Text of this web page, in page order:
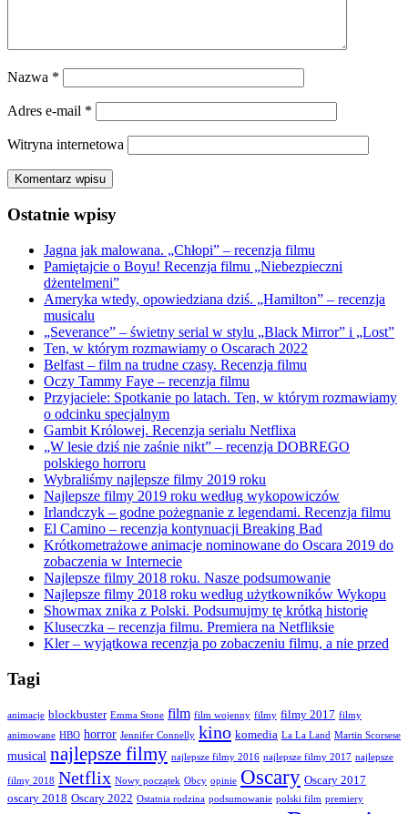
Nazwa *
Adres e-mail *
Witryna internetowa
Ostatnie wpisy
Jagna jak malowana. „Chłopi” – recenzja filmu
Pamiętajcie o Boyu! Recenzja filmu „Niebezpieczni
dżentelmeni”
Ameryka wtedy, opowiedziana dziś. „Hamilton” – recenzja
musicalu
„Severance” – świetny serial w stylu „Black Mirror” i „Lost”
Ten, w którym rozmawiamy o Oscarach 2022
Belfast – film na trudne czasy. Recenzja filmu
Oczy Tammy Faye – recenzja filmu
Przyjaciele: Spotkanie po latach. Ten, w którym rozmawiamy
o odcinku specjalnym
Gambit Królowej. Recenzja serialu Netflixa
„W lesie dziś nie zaśnie nikt” – recenzja DOBREGO
polskiego horroru
Wybraliśmy najlepsze filmy 2019 roku
Najlepsze filmy 2019 roku według wykopowiczów
Irlandczyk – godne pożegnanie z legendami. Recenzja filmu
El Camino – recenzja kontynuacji Breaking Bad
Krótkometrażowe animacje nominowane do Oscara 2019 do
zobaczenia w Internecie
Najlepsze filmy 2018 roku. Nasze podsumowanie
Najlepsze filmy 2018 roku według użytkowników Wykopu
Showmax znika z Polski. Podsumujmy tę krótką historię
Kluseczka – recenzja filmu. Premiera na Netfliksie
Kler – wyjątkowa recenzja po zobaczeniu filmu, a nie przed
Tagi
animacje blockbuster Emma Stone film film wojenny filmy filmy 2017 filmy
animowane HBO horror Jennifer Connelly kino komedia La La Land Martin Scorsese
musical najlepsze filmy najlepsze filmy 2016 najlepsze filmy 2017 najlepsze
filmy 2018 Netflix Nowy początek Obcy opinie Oscary Oscary 2017
oscary 2018 Oscary 2022 Ostatnia rodzina podsumowanie polski film premiery